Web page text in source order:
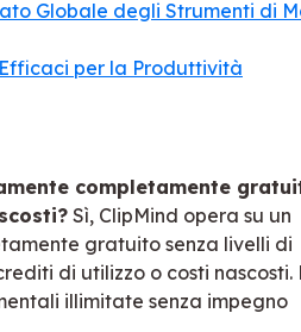
Globale degli Strumenti di
per la Produttività
completamente
Sì, ClipMind opera su un
gratuito senza livelli di
di utilizzo o costi nascosti.
illimitate senza impegno